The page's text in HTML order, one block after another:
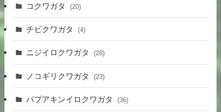
コクワガタ (20)
チビクワガタ (4)
ニジイロクワガタ (28)
ノコギリクワガタ (23)
パプアキンイロクワガタ (36)